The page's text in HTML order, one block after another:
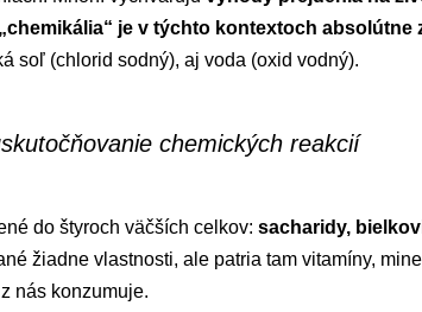
je v týchto kontextoch absolútne
soľ (chlorid sodný), aj voda (oxid vodný).
chemických reakcií
do štyroch väčších celkov: sacharidy,
žiadne vlastnosti, ale patria tam vitamíny,
nás konzumuje.